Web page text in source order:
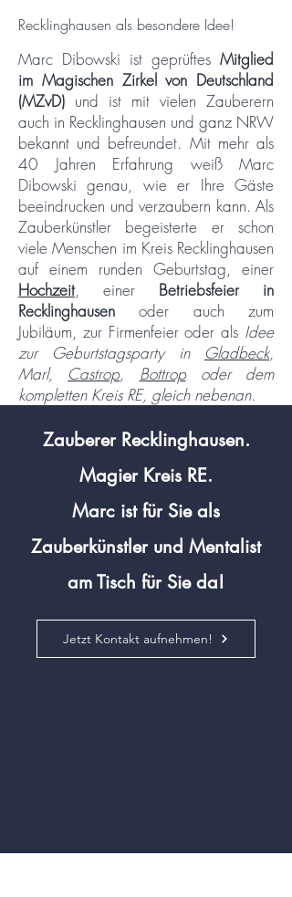
Recklinghausen als besondere Idee!
Marc Dibowski ist geprüftes Mitglied
im Magischen Zirkel von Deutschland
(MZvD) und ist mit vielen Zauberern
auch in Recklinghausen und ganz NRW
bekannt und befreundet. Mit mehr als
40 Jahren Erfahrung weiß Marc
Dibowski genau, wie er Ihre Gäste
beeindrucken und verzaubern kann. Als
Zauberkünstler begeisterte er schon
viele Menschen im Kreis Recklinghausen
auf einem runden Geburtstag, einer
Hochzeit, einer Betriebsfeier in
Recklinghausen oder auch zum
Jubiläum, zur Firmenfeier oder als Idee
zur Geburtstagsparty in Gladbeck,
Marl, Castrop, Bottropoder dem
kompletten Kreis RE, gleich nebenan.
Zauberer Recklinghausen.
Magier Kreis RE.
Marc ist für Sie als
Zauberkünstler und Mentalist
am Tisch für Sie da!
Jetzt Kontakt aufnehmen!